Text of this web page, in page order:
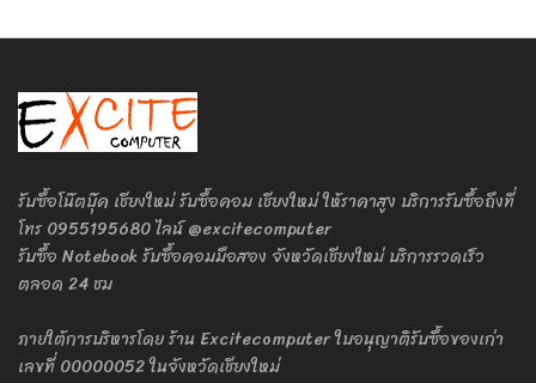
รับซื้อโน๊ตบุ๊ค เชียงใหม่ รับซื้อคอม เชียงใหม่ ให้ราคาสูง บริการรับซื้อถึงที่
โทร 0955195680 ไลน์ @excitecomputer
รับซื้อ Notebook รับซื้อคอมมือสอง จังหวัดเชียงใหม่ บริการรวดเร็ว
ตลอด 24 ชม
ภายใต้การบริหารโดย ร้าน Excitecomputer ใบอนุญาติรับซื้อของเก่า
เลขที่ 00000052 ในจังหวัดเชียงใหม่